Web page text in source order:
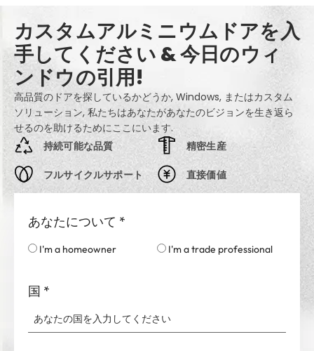
カスタムアルミニウムドアを入
手してください & 今日のウィ
ンドウの引用!
高品質のドアを探しているかどうか, Windows, またはカスタム
ソリューション, 私たちはあなたがあなたのビジョンを生き返ら
せるのを助けるためにここにいます.
持続可能な品質
フルサイクルサポート
精密生産
直接価値
あなたについて *
I'm a homeowner I'm a trade professional
国 *